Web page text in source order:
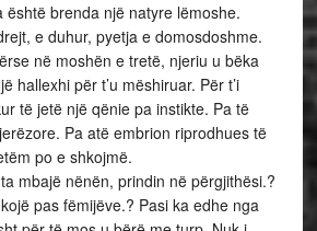
është brenda një natyre lëmoshe.
e duhur, pyetja e domosdoshme.
në moshën e tretë, njeriu u bëka
hallexhi për t’u mëshiruar. Për t’i
të jetë një qënie pa instikte. Pa të
Pa atë embrion riprodhues të
po e shkojmë.
mbajë nënën, prindin në përgjithësi.?
pas fëmijëve.? Pasi ka edhe nga